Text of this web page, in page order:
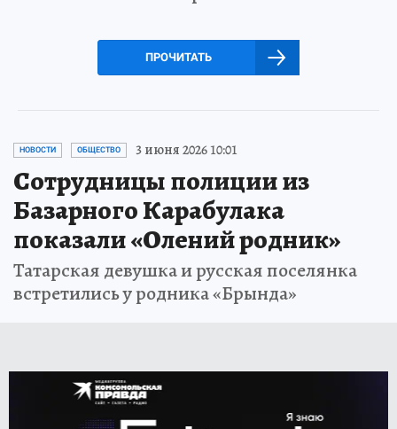
ПРОЧИТАТЬ
НОВОСТИ ОБЩЕСТВО 3 июня 2026 10:01
Сотрудницы полиции из
Базарного Карабулака
показали «Олений родник»
Татарская девушка и русская поселянка
встретились у родника «Брында»